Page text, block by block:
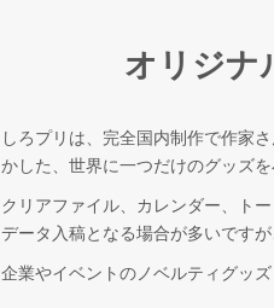
オリジナ
しろプリは、完全国内制作で作家
かした、世界に一つだけのグッズ
クリアファイル、カレンダー、ト
データ入稿となる場合が多いです
企業やイベントのノベルティグッ